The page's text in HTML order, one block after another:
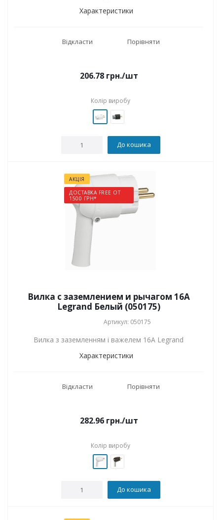
Характеристики
Відкласти Порівняти
206.78грн./шт
Колір виробу
До кошика
АКЦІЯ
ДОСТАВКА FREE ОТ
1500 ГРН*
Вилка с заземлением и рычагом 16А
Legrand Белый (050175)
Артикул: 050175
Вилка з заземленням і важелем 16А Legrand
Характеристики
Відкласти Порівняти
282.96грн./шт
Колір виробу
До кошика